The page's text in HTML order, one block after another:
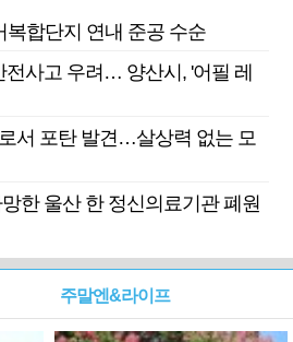
복합단지 연내 준공 수순
사고 우려… 양산시, '어필 레
서 포탄 발견…살상력 없는 모
한 울산 한 정신의료기관 폐원
주말엔&라이프